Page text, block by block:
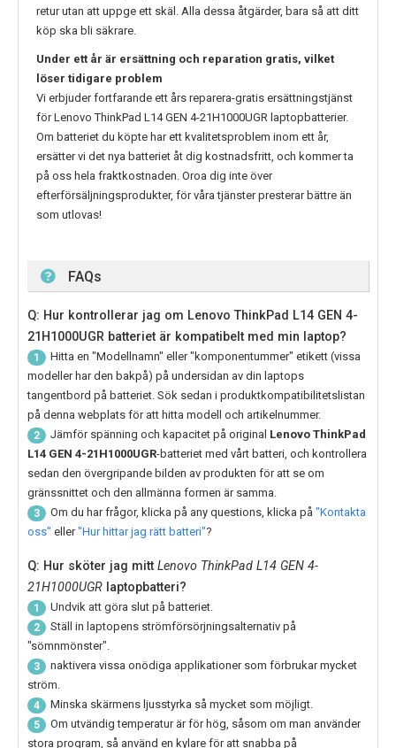
retur utan att uppge ett skäl. Alla dessa åtgärder, bara så att ditt
köp ska bli säkrare.
Under ett år är ersättning och reparation gratis, vilket
löser tidigare problem
Vi erbjuder fortfarande ett års reparera-gratis ersättningstjänst
förLenovo ThinkPad L14 GEN 4-21H1000UGR laptopbatterier.
Om batteriet du köpte har ett kvalitetsproblem inom ett år,
ersätter vi det nya batteriet åt dig kostnadsfritt, och kommer ta
på oss hela fraktkostnaden. Oroa dig inte över
efterförsäljningsprodukter, för våra tjänster presterar bättre än
som utlovas!
FAQs
Q: Hur kontrollerar jag om Lenovo ThinkPad L14 GEN 4-
21H1000UGR batteriet är kompatibelt med min laptop?
1
Hitta en "Modellnamn" eller "komponentummer" etikett (vissa
modeller har den bakpå) på undersidan av din laptops
tangentbord på batteriet. Sök sedan i produktkompatibilitetslistan
på denna webplats för att hitta modell och artikelnummer.
2 Jämför spänning och kapacitet på original Lenovo ThinkPad
L14 GEN 4-21H1000UGR-batteriet med vårt batteri, och kontrollera
sedan den övergripande bilden av produkten för att se om
gränssnittet och den allmänna formen är samma.
3 Om du har frågor, klicka på any questions, klicka på "Kontakta
oss" eller"Hur hittar jag rätt batteri"?
Q: Hur sköter jag mitt Lenovo ThinkPad L14 GEN 4-
21H1000UGR laptopbatteri?
1 Undvik att göra slut på batteriet.
2
Ställ in laptopens strömförsörjningsalternativ på
"sömnmönster".
3
naktivera vissa onödiga applikationer som förbrukar mycket
ström.
4 Minska skärmens ljusstyrka så mycket som möjligt.
5
Om utvändig temperatur är för hög, såsom om man använder
stora program, så använd en kylare för att snabba på